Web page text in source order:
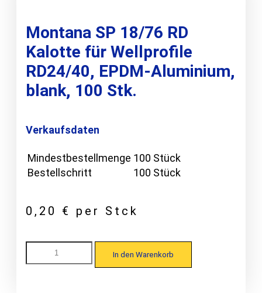
Montana SP 18/76 RD
Kalotte für Wellprofile
RD24/40, EPDM-Aluminium,
blank, 100 Stk.
Verkaufsdaten
Mindestbestellmenge 100 Stück
Bestellschritt
100 Stück
0,20 € per Stck
18/76
In den Warenkorb